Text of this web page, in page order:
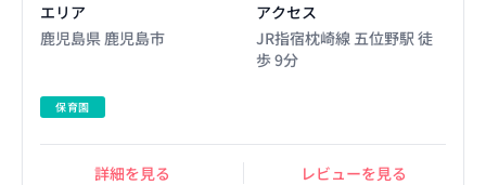
エリア
鹿児島県 鹿児島市
アクセス
JR指宿枕崎線 五位野駅 徒
歩 9分
保育園
詳細を見る レビューを見る